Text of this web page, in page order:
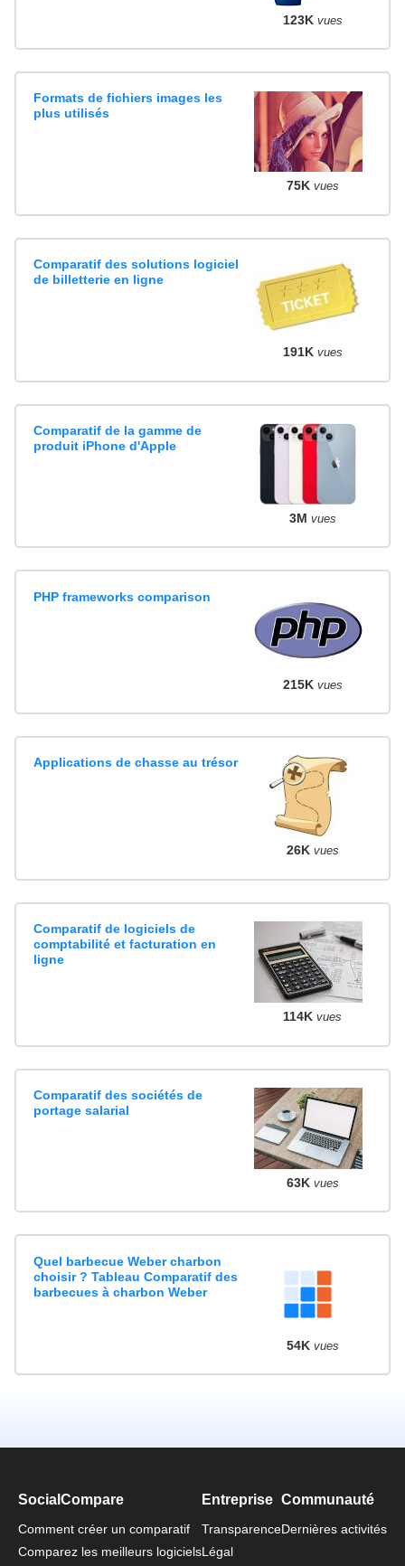
123K vues
Formats de fichiers images les
plus utilisés
75K vues
Comparatif des solutions logiciel
de billetterie en ligne
191K vues
Comparatif de la gamme de
produit iPhone d'Apple
3M vues
PHP frameworks comparison
215K vues
Applications de chasse au trésor
26K vues
Comparatif de logiciels de
comptabilité et facturation en
ligne
114K vues
Comparatif des sociétés de
portage salarial
63K vues
Quel barbecue Weber charbon
choisir ? Tableau Comparatif des
barbecues à charbon Weber
54K vues
SocialCompare
Comment créer un comparatif
Comparez les meilleurs logiciels
Entreprise
Transparence
Légal
Communauté
Dernières activités